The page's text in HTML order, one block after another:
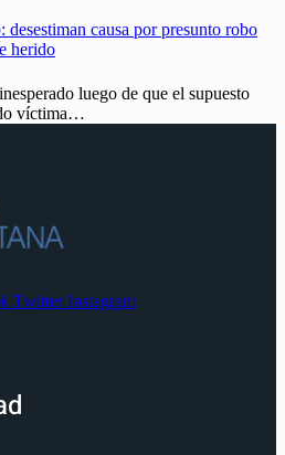
causa por presunto robo
herido
luego de que el supuesto
víctima…
Twitter Instagram